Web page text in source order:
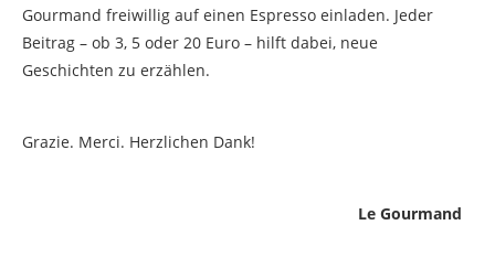
Gourmand freiwillig auf einen Espresso einladen. Jeder
Beitrag – ob 3, 5 oder 20 Euro – hilft dabei, neue
Geschichten zu erzählen.
Grazie. Merci. Herzlichen Dank!
Le Gourmand